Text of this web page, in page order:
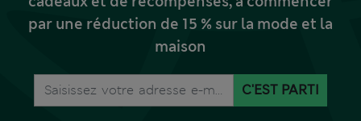
par une réduction de 15 % sur la mode et la
maison
C'EST PARTI